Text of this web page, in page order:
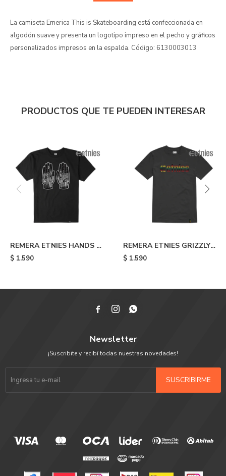
La camiseta Emerica This is Skateboarding está confeccionada en
algodón suave y presenta un logotipo impreso en el pecho y gráficos
personalizados impresos en la espalda. Código: 6130003013
PRODUCTOS QUE TE PUEDEN INTERESAR
REMERA ETNIES HANDS -
Black
$ 1.590
REMERA ETNIES GRIZZLY -
Black
$ 1.590
  
Newsletter
¡Suscribite y recibí todas nuestras novedades!
SUSCRIBIRME